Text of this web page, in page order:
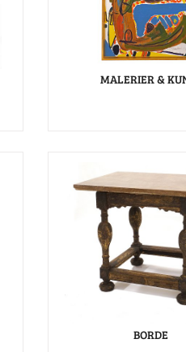
MALERIER &
BORDE